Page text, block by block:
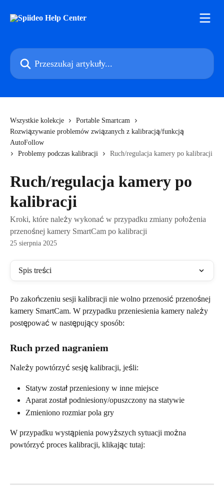
Przeszukaj artykuły...
Wszystkie kolekcje
Portable Smartcam
Rozwiązywanie problemów związanych z kalibracją/funkcją
AutoFollow
Problemy podczas kalibracji
Ruch/regulacja kamery po kalibracji
Ruch/regulacja kamery po
kalibracji
Kroki, które należy wykonać w przypadku zmiany położenia
przenośnej kamery SmartCam po kalibracji
25 sierpnia 2025
Spis treści
Po zakończeniu sesji kalibracji nie wolno przenosić przenośnej
kamery SmartCam. W przypadku przeniesienia kamery należy
postępować w następujący sposób:
Ruch przed nagraniem
Należy powtórzyć sesję kalibracji, jeśli:
Statyw został przeniesiony w inne miejsce
Aparat został podniesiony/opuszczony na statywie
Zmieniono rozmiar pola gry
W przypadku wystąpienia powyższych sytuacji można
powtórzyć proces kalibracji, klikając tutaj: